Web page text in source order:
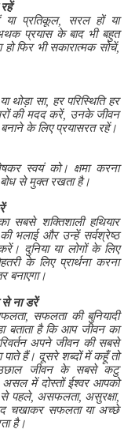
रहें
या प्रतिकूल, सरल हों या
प्रयास के बाद भी बहुत
हो फिर भी सकारात्मक सोचें,
सा, हर परिस्थिति हर
की मदद करें, उनके जीवन
के लिए प्रयासरत रहें।
स्वयं को। क्षमा करना
से मुक्त रखता है।
का सबसे शक्तिशाली हथियार
भलाई और उन्हें सर्वश्रेष्ठ
दुनिया या लोगों के लिए
के लिए प्रार्थना करना
बनाएगा।
ना डरें
सफलता की बुनियादी
बताता है कि आप जीवन का
अपने जीवन की सबसे
हैं। दूसरे शब्दों में कहूँ तो
उछाल जीवन के सबसे कटु
में दोस्तों ईश्वर आपको
पहले, असफलता, असुरक्षा,
चखाकर सफलता या अच्छे
है।